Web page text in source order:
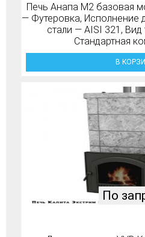
Печь Анапа М2 базовая
— Футеровка, Исполнение
стали — AISI 321,
Стандартная
В
По